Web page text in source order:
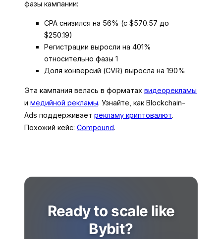
фазы кампании:
CPA снизился на 56% (с $570.57 до
$250.19)
Регистрации выросли на 401%
относительно фазы 1
Доля конверсий (CVR) выросла на 190%
Эта кампания велась в форматах видеорекламы
и медийной рекламы. Узнайте, как Blockchain-
Ads поддерживает рекламу криптовалют.
Похожий кейс: Compound.
Ready to scale like
Bybit?